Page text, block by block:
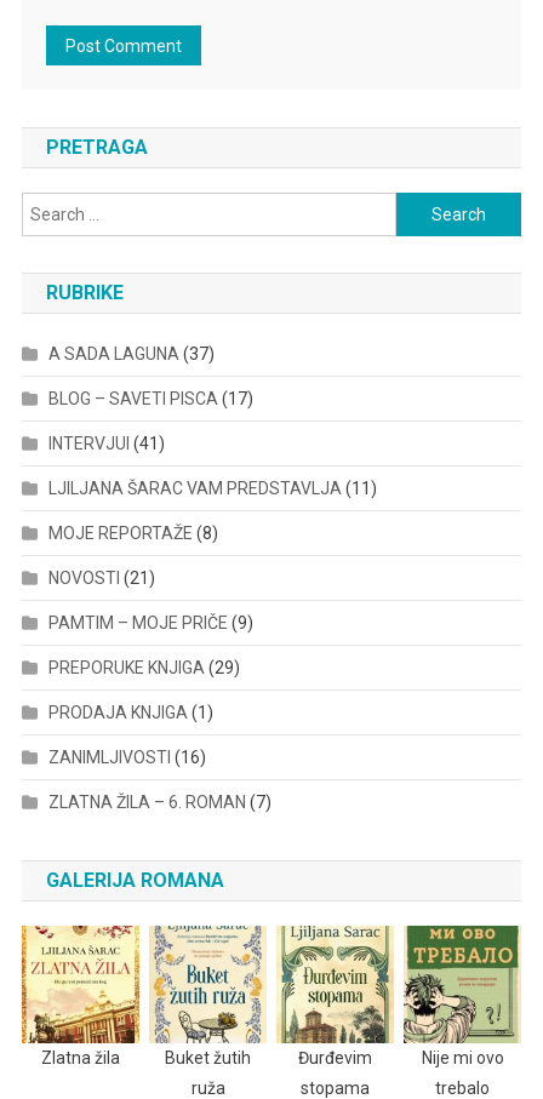
PRETRAGA
Search
for:
RUBRIKE
A SADA LAGUNA (37)
BLOG – SAVETI PISCA (17)
INTERVJUI (41)
LJILJANA ŠARAC VAM PREDSTAVLJA (11)
MOJE REPORTAŽE (8)
NOVOSTI (21)
PAMTIM – MOJE PRIČE (9)
PREPORUKE KNJIGA (29)
PRODAJA KNJIGA (1)
ZANIMLJIVOSTI (16)
ZLATNA ŽILA – 6. ROMAN (7)
GALERIJA ROMANA
Zlatna žila
Buket žutih
ruža
Đurđevim
stopama
Nije mi ovo
trebalo